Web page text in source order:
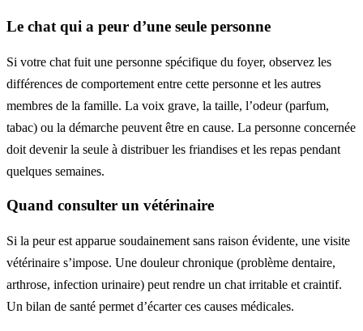
Le chat qui a peur d’une seule personne
Si votre chat fuit une personne spécifique du foyer, observez les
différences de comportement entre cette personne et les autres
membres de la famille. La voix grave, la taille, l’odeur (parfum,
tabac) ou la démarche peuvent être en cause. La personne concernée
doit devenir la seule à distribuer les friandises et les repas pendant
quelques semaines.
Quand consulter un vétérinaire
Si la peur est apparue soudainement sans raison évidente, une visite
vétérinaire s’impose. Une douleur chronique (problème dentaire,
arthrose, infection urinaire) peut rendre un chat irritable et craintif.
Un bilan de santé permet d’écarter ces causes médicales.